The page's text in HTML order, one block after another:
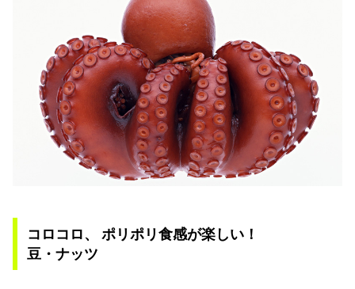
コロコロ、 ポリポリ食感が楽しい！
豆・ナッツ